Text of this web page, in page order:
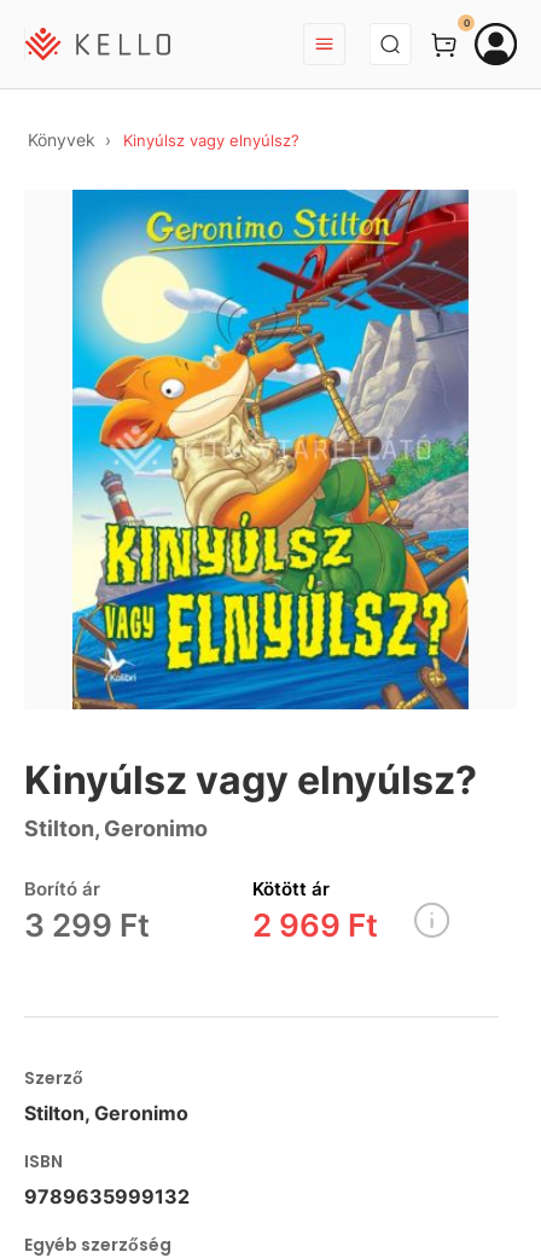
BEJELENTKEZÉS
0
Könyvek Kinyúlsz vagy elnyúlsz?
Kinyúlsz vagy elnyúlsz?
Stilton, Geronimo
Borító ár
3 299 Ft
Kötött ár
2 969 Ft
Szerző
Stilton, Geronimo
ISBN
9789635999132
Egyéb szerzőség